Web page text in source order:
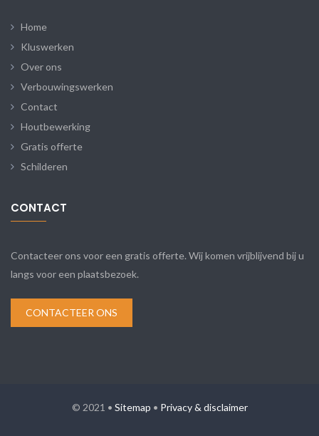
Home
Kluswerken
Over ons
Verbouwingswerken
Contact
Houtbewerking
Gratis offerte
Schilderen
CONTACT
Contacteer ons voor een gratis offerte. Wij komen vrijblijvend bij u
langs voor een plaatsbezoek.
CONTACTEER ONS
© 2021 • Sitemap • Privacy & disclaimer